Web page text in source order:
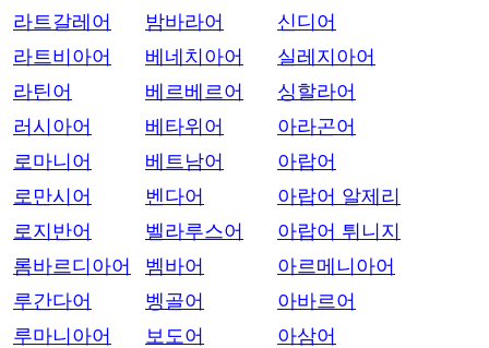
라트갈레어
라트비아어
라틴어
러시아어
로마니어
로만시어
로지반어
롬바르디아어
루간다어
루마니아어
밤바라어
베네치아어
베르베르어
베타위어
베트남어
벤다어
벨라루스어
벰바어
벵골어
보도어
신디어
실레지아어
싱할라어
아라곤어
아랍어
아랍어 알제리
아랍어 튀니지
아르메니아어
아바르어
아삼어